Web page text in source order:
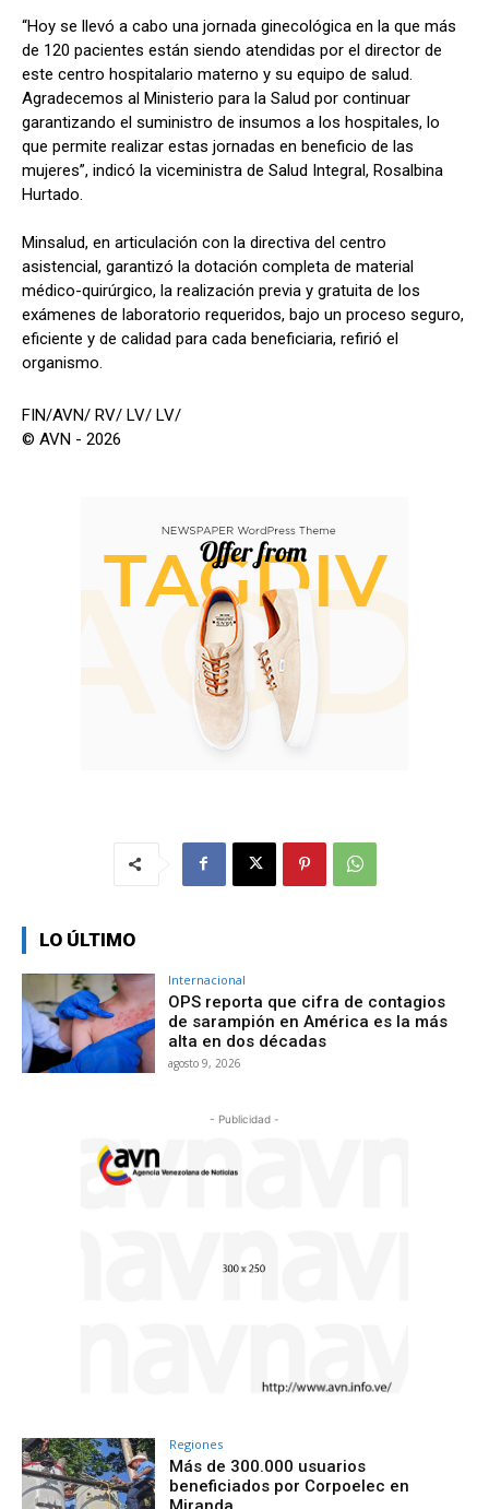
“Hoy se llevó a cabo una jornada ginecológica en la que más
de 120 pacientes están siendo atendidas por el director de
este centro hospitalario materno y su equipo de salud.
Agradecemos al Ministerio para la Salud por continuar
garantizando el suministro de insumos a los hospitales, lo
que permite realizar estas jornadas en beneficio de las
mujeres”, indicó la viceministra de Salud Integral, Rosalbina
Hurtado.
Minsalud, en articulación con la directiva del centro
asistencial, garantizó la dotación completa de material
médico-quirúrgico, la realización previa y gratuita de los
exámenes de laboratorio requeridos, bajo un proceso seguro,
eficiente y de calidad para cada beneficiaria, refirió el
organismo.
FIN/AVN/ RV/ LV/ LV/
© AVN - 2026
LO ÚLTIMO
Internacional
OPS reporta que cifra de contagios
de sarampión en América es la más
alta en dos décadas
agosto 9, 2026
- Publicidad -
Regiones
Más de 300.000 usuarios
beneficiados por Corpoelec en